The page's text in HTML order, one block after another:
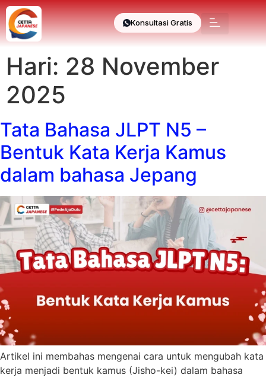
Konsultasi Gratis
Hari: 28 November
2025
Tata Bahasa JLPT N5 –
Bentuk Kata Kerja Kamus
dalam bahasa Jepang
Artikel ini membahas mengenai cara untuk mengubah kata
kerja menjadi bentuk kamus (Jisho-kei) dalam bahasa